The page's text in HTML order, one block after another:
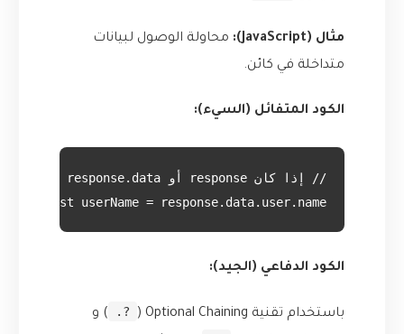
مثال (JavaScript):
محاولة الوصول لبيانات
متداخلة في كائن.
الكود المتفائل (السيء):
const userName = response.data.user.name;
الكود الدفاعي (الجيد):
باستخدام تقنية Optional Chaining ( ?.
) و